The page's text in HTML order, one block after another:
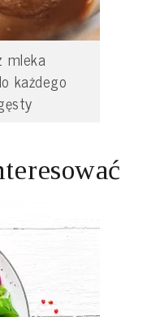
mleka
każdego